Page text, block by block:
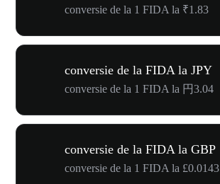
conversie de la 1 FIDA la ₹1.83
conversie de la FIDA la JPY
conversie de la 1 FIDA la 円3.04
conversie de la FIDA la GBP
conversie de la 1 FIDA la £0.0143